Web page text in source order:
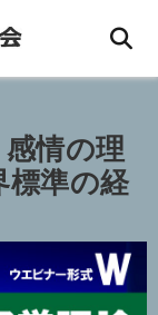
情の理
準の経